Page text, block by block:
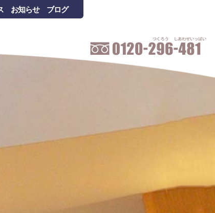
お知らせ ブログ